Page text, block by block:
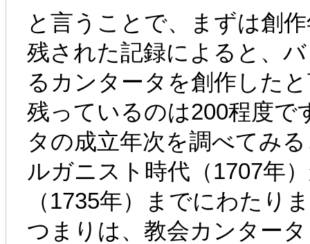
と言うことで、まずは創
残された記録によると、
るカンタータを創作した
残っているのは200程度で
タの成立年次を調べてみ
ルガニスト時代（1707年
（1735年）までにわたり
つまりは、教会カンター